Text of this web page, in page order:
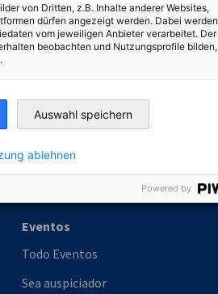
Industry
Germany Trade & Invest
Eventos
Todo Eventos
Sea auspiciador
von Dritten, z.B. Inhalte anderer Websites,
dürfen angezeigt werden. Dabei werden
vom jeweiligen Anbieter verarbeitet. Der
beobachten und Nutzungsprofile bilden,
Auswahl speichern
ablehnen
Powered by